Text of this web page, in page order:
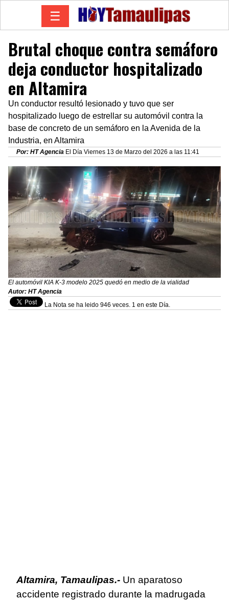
☰
Brutal choque contra semáforo
deja conductor hospitalizado
en Altamira
Un conductor resultó lesionado y tuvo que ser
hospitalizado luego de estrellar su automóvil contra la
base de concreto de un semáforo en la Avenida de la
Industria, en Altamira
Por: HT Agencia El Día Viernes 13 de Marzo del 2026 a las 11:41
El automóvil KIA K-3 modelo 2025 quedó en medio de la vialidad
Autor: HT Agencia
La Nota se ha leido 946 veces. 1 en este Día.
Altamira, Tamaulipas.- Un aparatoso
accidente registrado durante la madrugada